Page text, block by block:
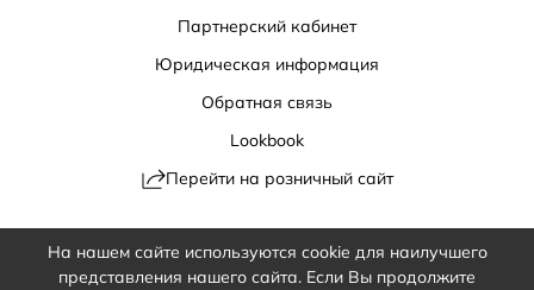
На нашем сайте используются cookie для наилучшего
представления нашего сайта. Если Вы продолжите
Партнерский кабинет
Юридическая информация
Обратная связь
Lookbook
Перейти на розничный сайт
ad@antiga.ru
Политика конфиденциальности
Обработка персональных данных